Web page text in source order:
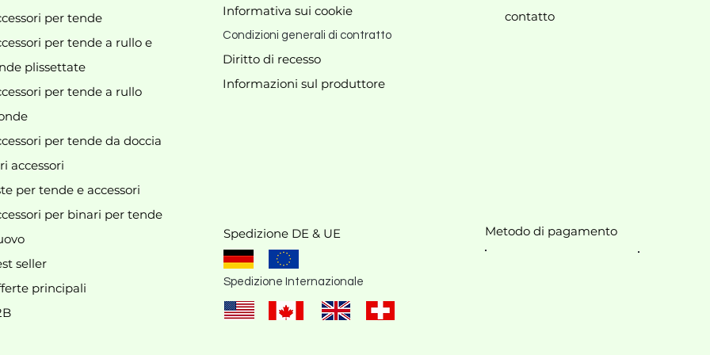
prodotti da mostrare qui.
per tende
per tende a rullo e
plissettate
per tende a rullo
per tende da doccia
accessori
per tende e accessori
per binari per tende
seller
principali
Informativa sui cookie
Condizioni generali di contratto
Diritto di recesso
Informazioni sul produttore
Spedizione DE & UE
Spedizione Internazionale
contatto
Metodo di pagamento